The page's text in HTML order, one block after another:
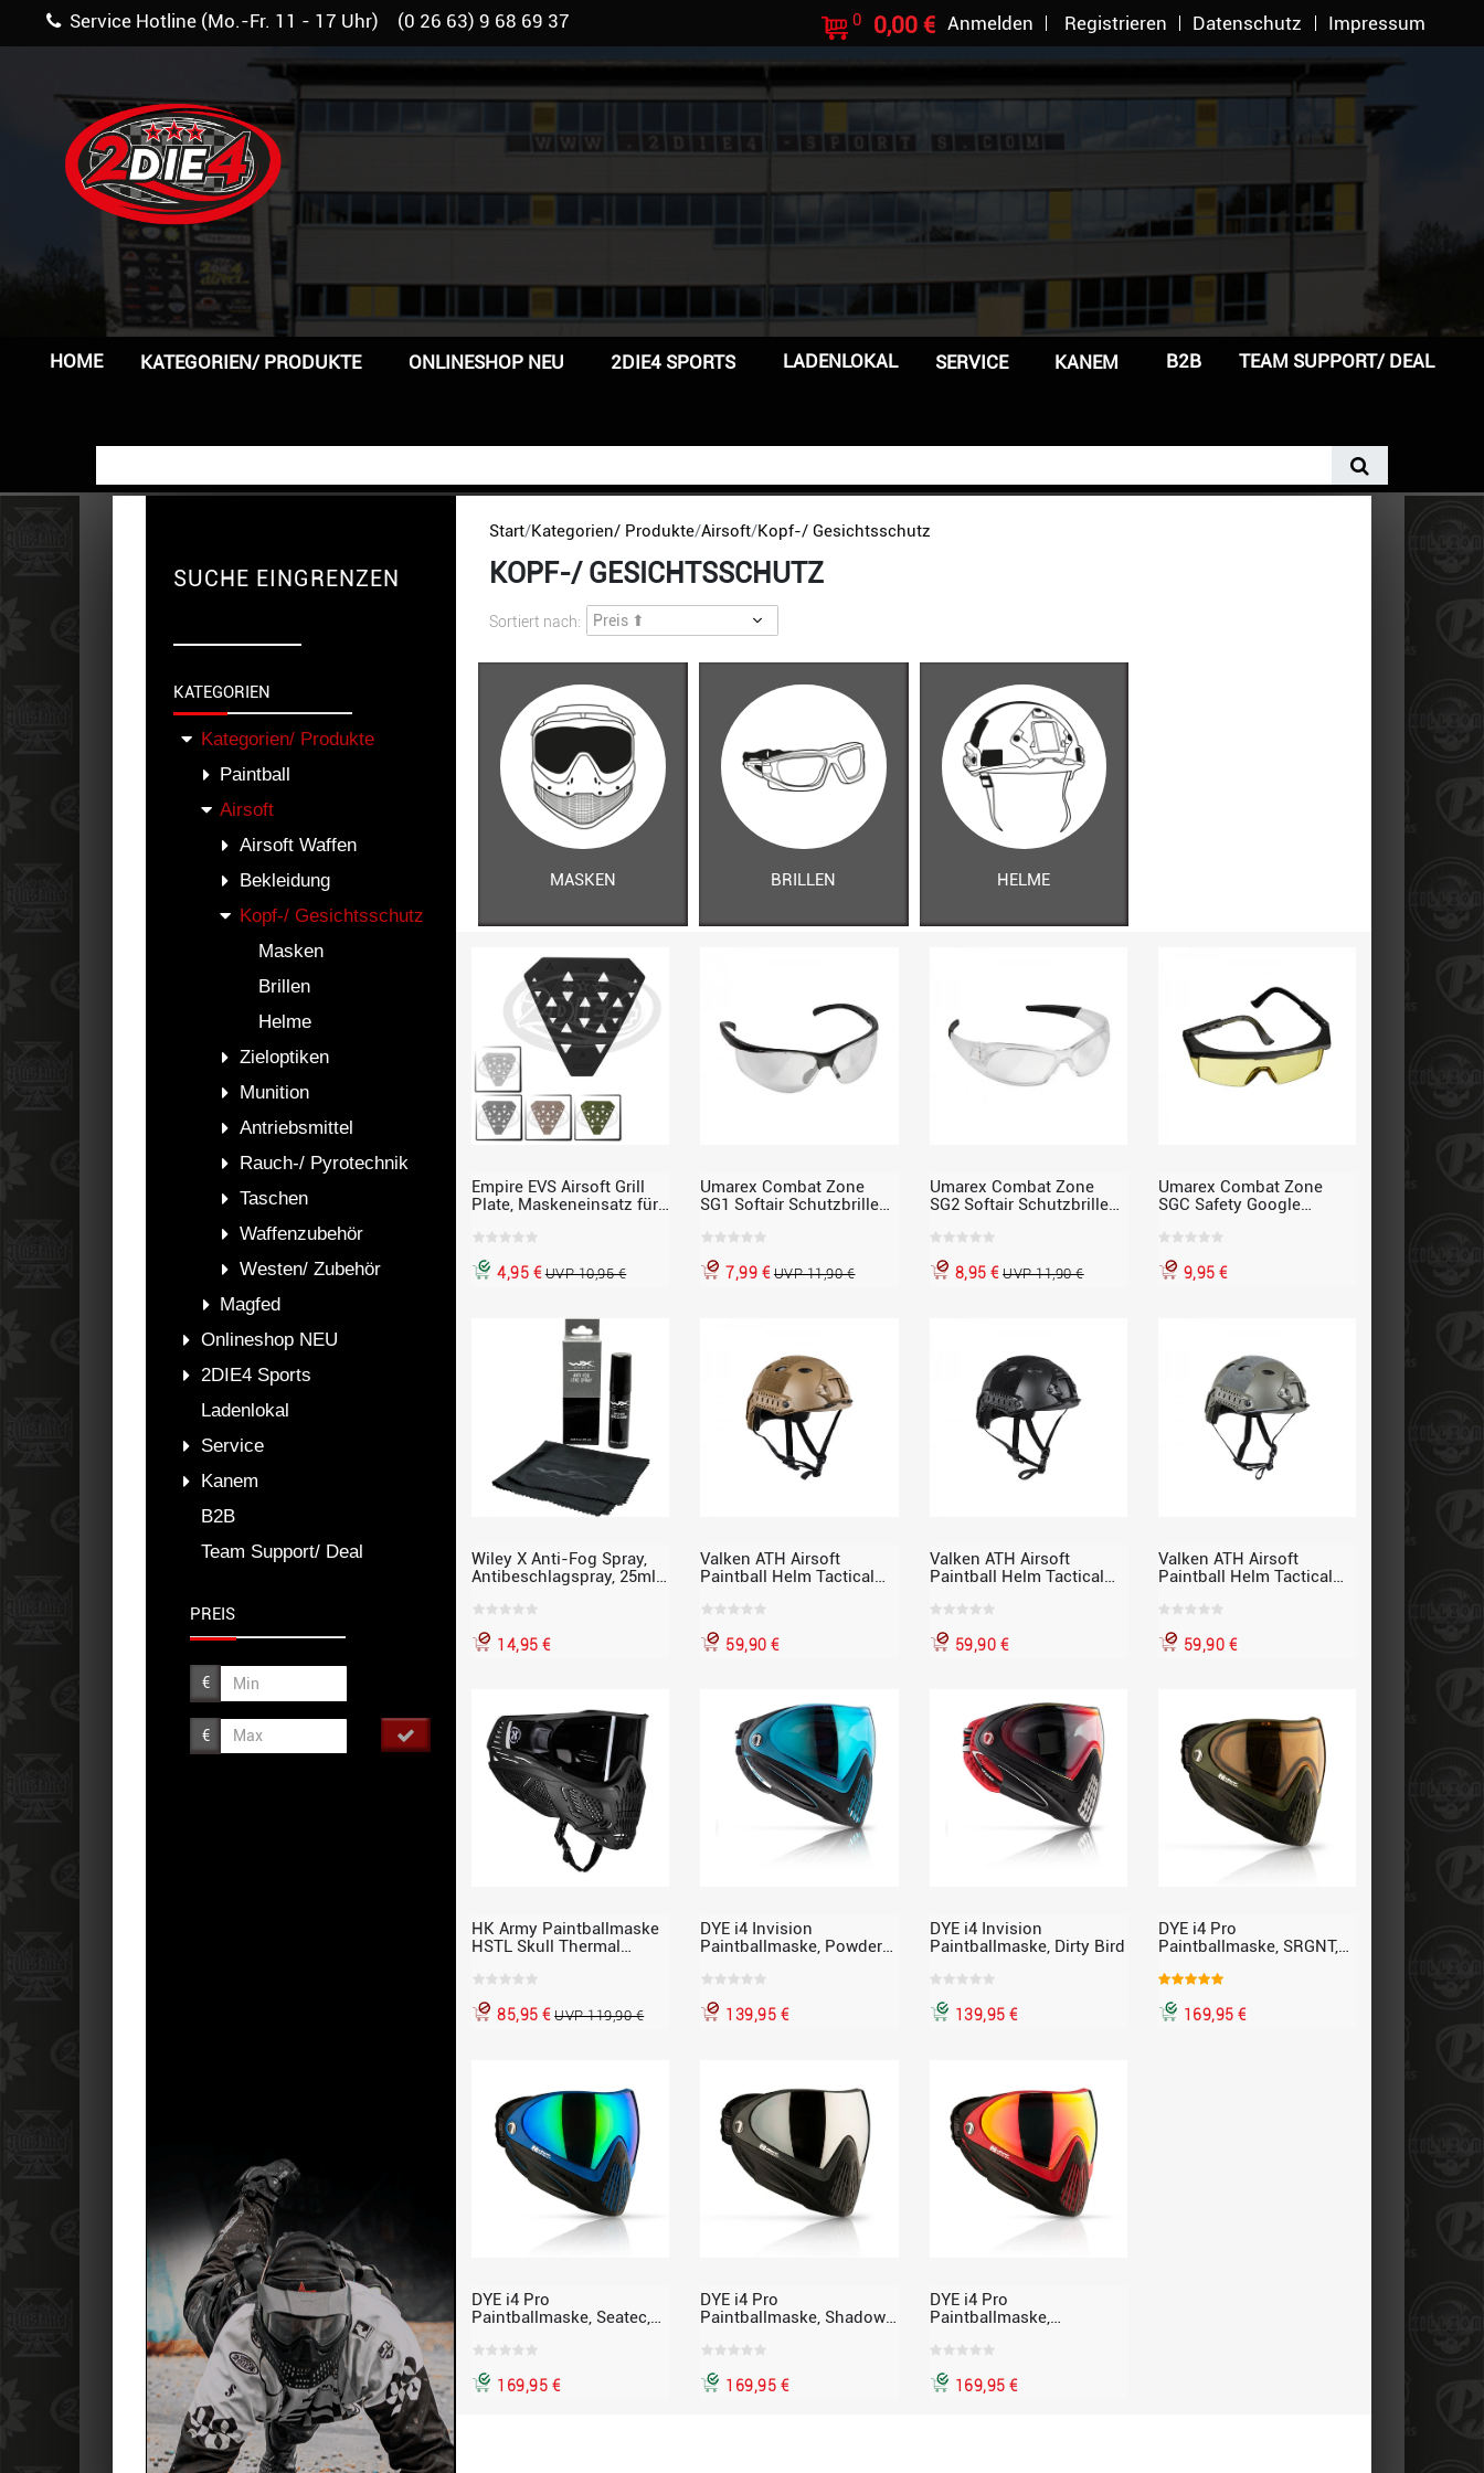
Service Hotline (Mo.-Fr. 11 - 17 Uhr) (0 26 63) 9 68 69 37 0 0,00 € Anmelden Registrieren Datenschutz Impressum
HOME KATEGORIEN/ PRODUKTE ONLINESHOP NEU 2DIE4 SPORTS LADENLOKAL SERVICE KANEM B2B TEAM SUPPORT/ DEAL
SUCHE EINGRENZEN
KATEGORIEN
Kategorien/ Produkte
Paintball
Airsoft
Airsoft Waffen
Bekleidung
Kopf-/ Gesichtsschutz
Masken
Brillen
Helme
Zieloptiken
Munition
Antriebsmittel
Rauch-/ Pyrotechnik
Taschen
Waffenzubehör
Westen/ Zubehör
Magfed
Onlineshop NEU
2DIE4 Sports
Ladenlokal
Service
Kanem
B2B
Team Support/ Deal
PREIS
€
€
Start Kategorien/ Produkte Airsoft Kopf-/ Gesichtsschutz
KOPF-/ GESICHTSSCHUTZ
Sortiert nach:
MASKEN BRILLEN HELME
Empire EVS Airsoft Grill
Plate, Maskeneinsatz für
4,95 €UVP 10,95 €
Umarex Combat Zone
SG1 Softair Schutzbrille
7,99 € UVP 11,90 €
Umarex Combat Zone
SG2 Softair Schutzbrille
8,95 €UVP 11,90 €
Umarex Combat Zone
SGC Safety Google
Schutzbrille, mit gelbem
Glas
9,95 €
Wiley X Anti-Fog Spray,
Antibeschlagspray, 25ml
14,95 €
Valken ATH Airsoft
Paintball Helm Tactical
59,90 €
Valken ATH Airsoft
Paintball Helm Tactical
59,90 €
Valken ATH Airsoft
Paintball Helm Tactical
oliv
59,90 €
HK Army Paintballmaske
HSTL Skull Thermal
85,95 €UVP 119,90 €
DYE i4 Invision
Paintballmaske, Powder
139,95 €
DYE i4 Invision
Paintballmaske, Dirty Bird
139,95 €
DYE i4 Pro
Paintballmaske, SRGNT,
169,95 €
DYE i4 Pro
Paintballmaske, Seatec,
169,95 €
DYE i4 Pro
Paintballmaske, Shadow,
169,95 €
DYE i4 Pro
Paintballmaske,
169,95 €